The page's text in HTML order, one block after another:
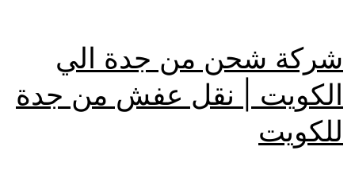
شركة شحن من جدة الي
الكويت | نقل عفش من جدة
للكويت